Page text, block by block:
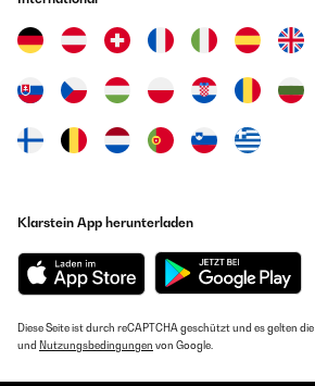
Klarstein App herunterladen
Diese Seite ist durch reCAPTCHA geschützt und es gelten die
und Nutzungsbedingungen von Google.